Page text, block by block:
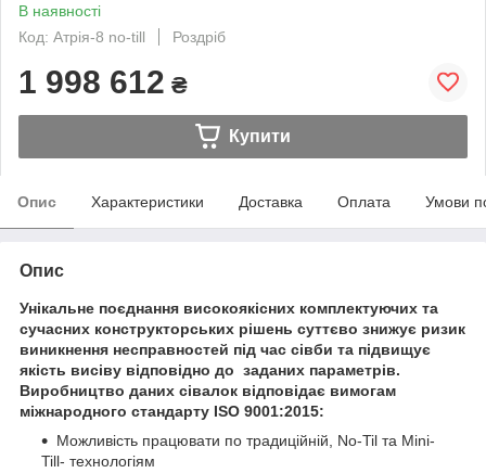
В наявності
Код: Атрія-8 no-till
Роздріб
1 998 612 ₴
Купити
Опис Характеристики Доставка Оплата Умови
Опис
Унікальне поєднання високоякісних комплектуючих та
сучасних конструкторських рішень суттєво знижує ризик
виникнення несправностей під час сівби та підвищує
якість висіву відповідно до заданих параметрів.
Виробництво даних сівалок відповідає вимогам
міжнародного стандарту ISO 9001:2015:
Можливість працювати по традиційній, No-Til та Mini-
Till- технологіям